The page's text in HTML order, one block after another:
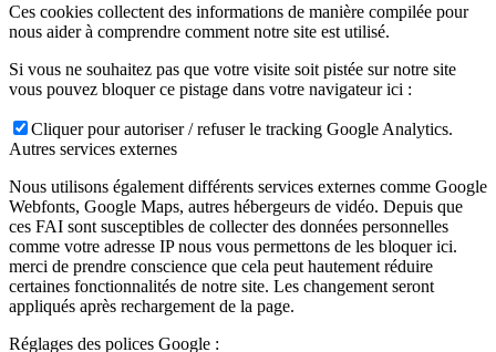
Ces cookies collectent des informations de manière compilée pour
nous aider à comprendre comment notre site est utilisé.
Si vous ne souhaitez pas que votre visite soit pistée sur notre site
vous pouvez bloquer ce pistage dans votre navigateur ici :
Cliquer pour autoriser / refuser le tracking Google Analytics.
Autres services externes
Nous utilisons également différents services externes comme Google
Webfonts, Google Maps, autres hébergeurs de vidéo. Depuis que
ces FAI sont susceptibles de collecter des données personnelles
comme votre adresse IP nous vous permettons de les bloquer ici.
merci de prendre conscience que cela peut hautement réduire
certaines fonctionnalités de notre site. Les changement seront
appliqués après rechargement de la page.
Réglages des polices Google :